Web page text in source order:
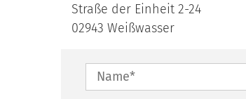
Straße der Einheit 2-24
02943 Weißwasser